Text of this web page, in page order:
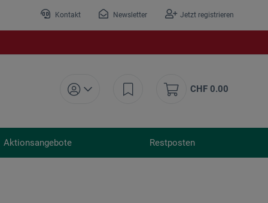
Kontakt Newsletter Jetzt registrieren
CHF 0.00
Aktionsangebote Restposten